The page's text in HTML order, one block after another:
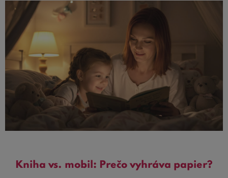
Kniha vs. mobil: Prečo vyhráva papier?